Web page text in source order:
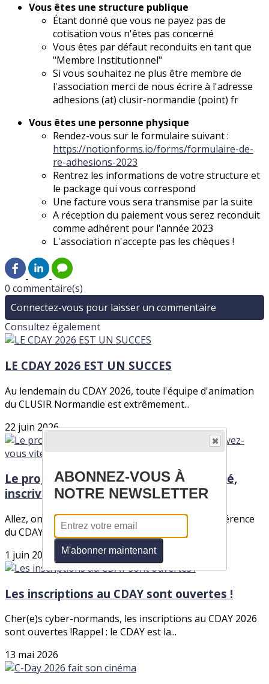
Vous êtes une structure publique
Étant donné que vous ne payez pas de
cotisation vous n'êtes pas concerné
Vous êtes par défaut reconduits en tant que
"Membre Institutionnel"
Si vous souhaitez ne plus être membre de
l'association merci de nous écrire à l'adresse
adhesions (at) clusir-normandie (point) fr
Vous êtes une personne physique
Rendez-vous sur le formulaire suivant :
https://notionforms.io/forms/formulaire-de-
re-adhesions-2023
Rentrez les informations de votre structure et
le package qui vous correspond
Une facture vous sera transmise par la suite
A réception du paiement vous serez reconduit
comme adhérent pour l'année 2023
L'association n'accepte pas les chèques !
0 commentaire(s)
Connectez-vous pour laisser un commentaire
Consultez également
LE CDAY 2026 EST UN SUCCES
Au lendemain du CDAY 2026, toute l'équipe d'animation
du CLUSIR Normandie est extrêmement...
22 juin 2026
Le programme du CDAY 2026 est dévoilé,
inscrivez-vous vite !
Allez, on a levé le voile sur le programme de conférence
du CDAY 2026.Vous pouvez le consulter...
1 juin 2026
Les inscriptions au CDAY sont ouvertes !
Cher(e)s cyber-normands, les inscriptions au CDAY 2026
sont ouvertes !Rappel : le CDAY est la...
13 mai 2026
ABONNEZ-VOUS À
NOTRE NEWSLETTER
M'abonner maintenant